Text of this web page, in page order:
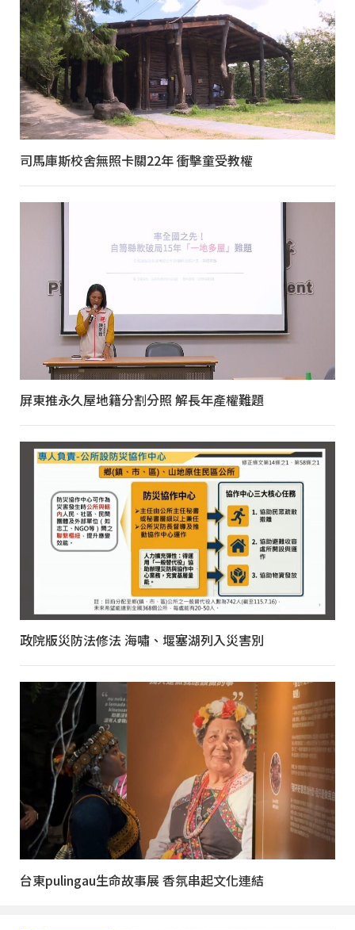
司馬庫斯校舍無照卡關22年 衝擊童受教權
屏東推永久屋地籍分割分照 解長年產權難題
政院版災防法修法 海嘯、堰塞湖列入災害別
台東pulingau生命故事展 香氛串起文化連結